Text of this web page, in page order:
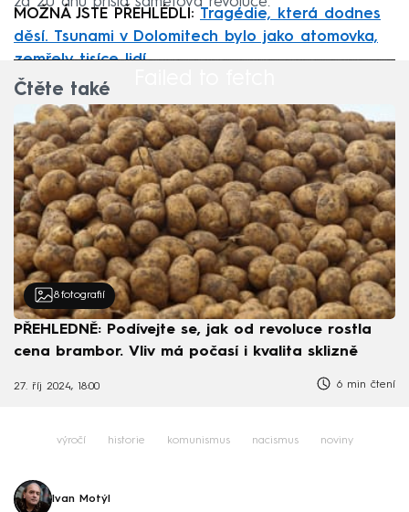
MOŽNÁ JSTE PŘEHLÉDLI: Tragédie, která dodnes
děsí. Tsunami v Dolomitech bylo jako atomovka,
zemřely tisíce lidí
Čtěte také
8 fotografií
PŘEHLEDNĚ: Podívejte se, jak od revoluce rostla
cena brambor. Vliv má počasí i kvalita sklizně
27. říj 2024, 18:00 6 min čtení
výročí historie komunismus nacismus noviny
Ivan Motýl